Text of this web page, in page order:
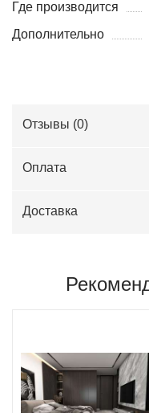
Где производится
Дополнительно
Отзывы (0)
Оплата
Доставка